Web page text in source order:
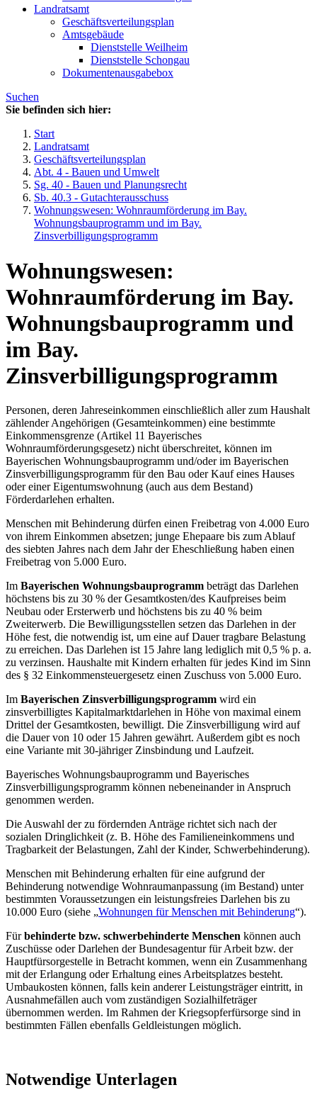
Landratsamt
Geschäftsverteilungsplan
Amtsgebäude
Dienststelle Weilheim
Dienststelle Schongau
Dokumentenausgabebox
Suchen
Sie befinden sich hier:
Start
Landratsamt
Geschäftsverteilungsplan
Abt. 4 - Bauen und Umwelt
Sg. 40 - Bauen und Planungsrecht
Sb. 40.3 - Gutachterausschuss
Wohnungswesen: Wohnraumförderung im Bay.
Wohnungsbauprogramm und im Bay.
Zinsverbilligungsprogramm
Wohnungswesen:
Wohnraumförderung im Bay.
Wohnungsbauprogramm und
im Bay.
Zinsverbilligungsprogramm
Personen, deren Jahreseinkommen einschließlich aller zum Haushalt
zählender Angehörigen (Gesamteinkommen) eine bestimmte
Einkommensgrenze (Artikel 11 Bayerisches
Wohnraumförderungsgesetz) nicht überschreitet, können im
Bayerischen Wohnungsbauprogramm und/oder im Bayerischen
Zinsverbilligungsprogramm für den Bau oder Kauf eines Hauses
oder einer Eigentumswohnung (auch aus dem Bestand)
Förderdarlehen erhalten.
Menschen mit Behinderung dürfen einen Freibetrag von 4.000 Euro
von ihrem Einkommen absetzen; junge Ehepaare bis zum Ablauf
des siebten Jahres nach dem Jahr der Eheschließung haben einen
Freibetrag von 5.000 Euro.
Im Bayerischen Wohnungsbauprogramm beträgt das Darlehen
höchstens bis zu 30 % der Gesamtkosten/des Kaufpreises beim
Neubau oder Ersterwerb und höchstens bis zu 40 % beim
Zweiterwerb. Die Bewilligungsstellen setzen das Darlehen in der
Höhe fest, die notwendig ist, um eine auf Dauer tragbare Belastung
zu erreichen. Das Darlehen ist 15 Jahre lang lediglich mit 0,5 % p. a.
zu verzinsen. Haushalte mit Kindern erhalten für jedes Kind im Sinn
des § 32 Einkommensteuergesetz einen Zuschuss von 5.000 Euro.
Im Bayerischen Zinsverbilligungsprogramm wird ein
zinsverbilligtes Kapitalmarktdarlehen in Höhe von maximal einem
Drittel der Gesamtkosten, bewilligt. Die Zinsverbilligung wird auf
die Dauer von 10 oder 15 Jahren gewährt. Außerdem gibt es noch
eine Variante mit 30-jähriger Zinsbindung und Laufzeit.
Bayerisches Wohnungsbauprogramm und Bayerisches
Zinsverbilligungsprogramm können nebeneinander in Anspruch
genommen werden.
Die Auswahl der zu fördernden Anträge richtet sich nach der
sozialen Dringlichkeit (z. B. Höhe des Familieneinkommens und
Tragbarkeit der Belastungen, Zahl der Kinder, Schwerbehinderung).
Menschen mit Behinderung erhalten für eine aufgrund der
Behinderung notwendige Wohnraumanpassung (im Bestand) unter
bestimmten Voraussetzungen ein leistungsfreies Darlehen bis zu
10.000 Euro (siehe „Wohnungen für Menschen mit Behinderung“).
Fürbehinderte bzw. schwerbehinderte Menschen können auch
Zuschüsse oder Darlehen der Bundesagentur für Arbeit bzw. der
Hauptfürsorgestelle in Betracht kommen, wenn ein Zusammenhang
mit der Erlangung oder Erhaltung eines Arbeitsplatzes besteht.
Umbaukosten können, falls kein anderer Leistungsträger eintritt, in
Ausnahmefällen auch vom zuständigen Sozialhilfeträger
übernommen werden. Im Rahmen der Kriegsopferfürsorge sind in
bestimmten Fällen ebenfalls Geldleistungen möglich.
Notwendige Unterlagen